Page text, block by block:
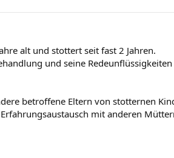
alt und stottert seit fast 2 Jahren.
und seine
betroffene Eltern von stotternen
mit anderen